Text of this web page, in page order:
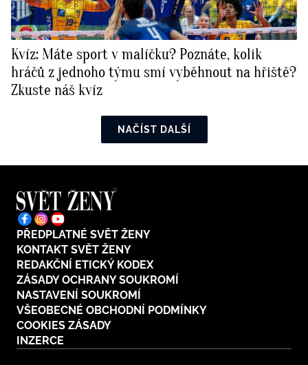
Kvíz: Máte sport v malíčku? Poznáte, kolik
hráčů z jednoho týmu smí vyběhnout na hřiště?
Zkuste náš kvíz
NAČÍST DALŠÍ
PŘEDPLATNÉ SVĚT ŽENY
KONTAKT SVĚT ŽENY
REDAKČNÍ ETICKÝ KODEX
ZÁSADY OCHRANY SOUKROMÍ
NASTAVENÍ SOUKROMÍ
VŠEOBECNÉ OBCHODNÍ PODMÍNKY
COOKIES ZÁSADY
INZERCE